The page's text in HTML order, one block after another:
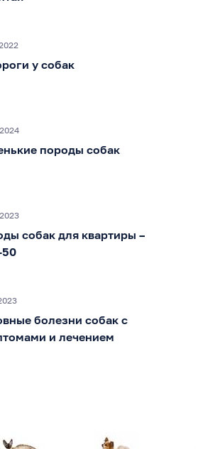
у собак
породы собак
собак для квартиры –
болезни собак с
и лечением